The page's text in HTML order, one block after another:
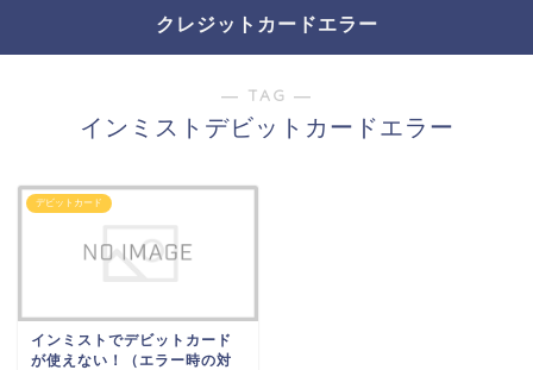
クレジットカードエラー
― TAG ―
インミストデビットカードエラー
デビットカード
インミストでデビットカード
が使えない！（エラー時の対